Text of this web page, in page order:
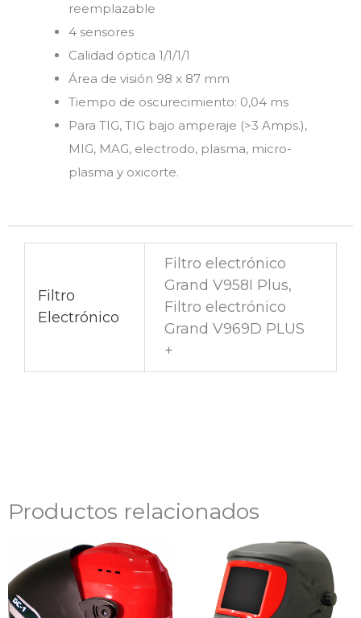
reemplazable
4 sensores
Calidad óptica 1/1/1/1
Área de visión 98 x 87 mm
Tiempo de oscurecimiento: 0,04 ms
Para TIG, TIG bajo amperaje (>3 Amps.),
MIG, MAG, electrodo, plasma, micro-
plasma y oxicorte.
Filtro
Electrónico
Filtro electrónico
Grand V958I Plus,
Filtro electrónico
Grand V969D PLUS
+
Productos relacionados
Rango
de
precios: